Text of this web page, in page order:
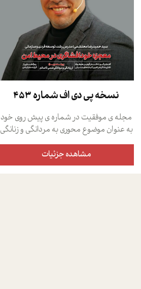
نسخه پي دي اف شماره 453
مجله ی موفقیت در شماره ی پیش روی خود
به عنوان موضوع محوری به مردانگی و زنانگی
سمی پرداخته است؛ علاوه بر این که؛ گفت و
گویی اختصاصی داشته ایم با فردین علیخواه،
جامعه شناس در بخش های مختلف تلاش
مشاهده جزئیات